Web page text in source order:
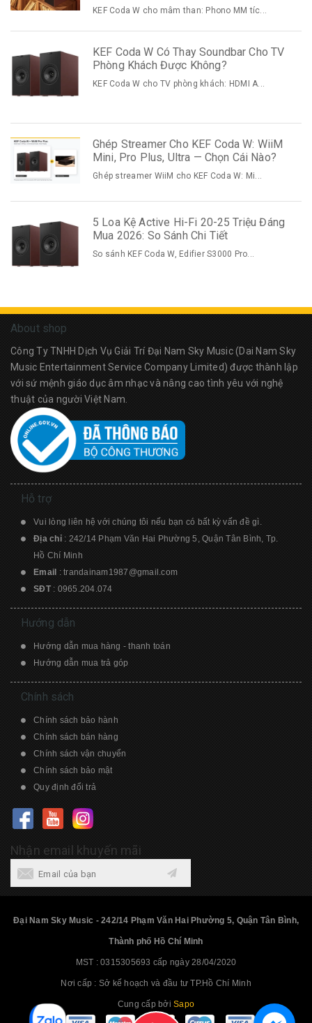
KEF Coda W cho mâm than: Phono MM tíc...
KEF Coda W Có Thay Soundbar Cho TV
Phòng Khách Được Không?
KEF Coda W cho TV phòng khách: HDMI A...
Ghép Streamer Cho KEF Coda W: WiiM
Mini, Pro Plus, Ultra — Chọn Cái Nào?
Ghép streamer WiiM cho KEF Coda W: Mi...
5 Loa Kệ Active Hi-Fi 20-25 Triệu Đáng
Mua 2026: So Sánh Chi Tiết
So sánh KEF Coda W, Edifier S3000 Pro...
About shop
Công Ty TNHH Dịch Vụ Giải Trí Đại Nam Sky Music (Dai Nam Sky
Music Entertainment Service Company Limited) được thành lập
với sứ mệnh giáo dục âm nhạc và nâng cao tình yêu với nghệ
thuật của người Việt Nam.
Hỗ trợ
Vui lòng liên hệ với chúng tôi nếu bạn có bất kỳ vấn đề gì.
Địa chỉ : 242/14 Phạm Văn Hai Phường 5, Quận Tân Bình, Tp.
Hồ Chí Minh
Email : trandainam1987@gmail.com
SĐT : 0965.204.074
Hướng dẫn
Hướng dẫn mua hàng - thanh toán
Hướng dẫn mua trả góp
Chính sách
Chính sách bảo hành
Chính sách bán hàng
Chính sách vận chuyển
Chính sách bảo mật
Quy định đổi trả
Nhận email khuyến mãi
Đại Nam Sky Music - 242/14 Phạm Văn Hai Phường 5, Quận Tân Bình,
Thành phố Hồ Chí Minh
MST : 0315305693 cấp ngày 28/04/2020
Nơi cấp : Sở kế hoạch và đầu tư TP.Hồ Chí Minh
Cung cấp bởiSapo